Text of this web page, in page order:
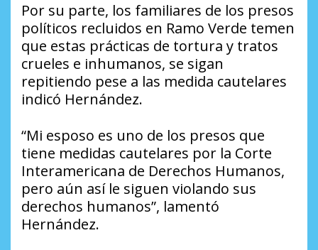
Por su parte, los familiares de los presos
políticos recluidos en Ramo Verde temen
que estas prácticas de tortura y tratos
crueles e inhumanos, se sigan
repitiendo pese a las medida cautelares
indicó Hernández.
“Mi esposo es uno de los presos que
tiene medidas cautelares por la Corte
Interamericana de Derechos Humanos,
pero aún así le siguen violando sus
derechos humanos”, lamentó
Hernández.